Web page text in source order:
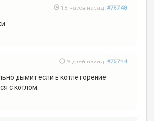
18 часов назад #75748
9 дней назад #75714
дымит если в котле горение
с котлом.